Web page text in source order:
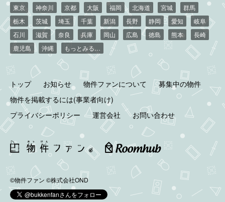
東京 神奈川 京都 大阪 福岡 北海道 宮城
群馬
栃木
茨城 埼玉 千葉 新潟 長野 静岡 愛知
岐阜
石川
滋賀 奈良 兵庫 岡山 広島 徳島 熊本
長崎
鹿児島
沖縄 もっとみる…
トップ お知らせ 物件ファンについて
募集中の物件
物件を掲載するには(事業者向け)
プライバシーポリシー
運営会社 お問い合わせ
©物件ファン ©株式会社OND